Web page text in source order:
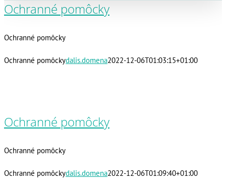
Ochranné pomôcky
Ochranné pomôcky
Ochranné pomôckydalis.domena2022-12-06T01:03:15+01:00
Ochranné pomôcky
Ochranné pomôcky
Ochranné pomôckydalis.domena2022-12-06T01:09:40+01:00